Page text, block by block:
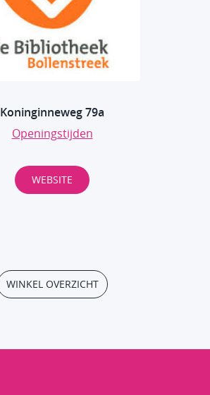
Koninginneweg 79a
Openingstijden
WEBSITE
WINKEL OVERZICHT